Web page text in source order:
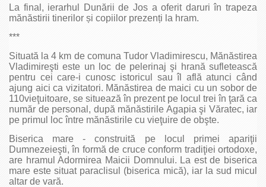
La final, ierarhul Dunării de Jos a oferit daruri în trapeza
mănăstirii tinerilor și copiilor prezenți la hram.
***
Situată la 4 km de comuna Tudor Vladimirescu, Mănăstirea
Vladimireşti este un loc de pelerinaj şi hrană sufletească
pentru cei care-i cunosc istoricul sau îl află atunci când
ajung aici ca vizitatori. Mănăstirea de maici cu un sobor de
110vieţuitoare, se situează în prezent pe locul trei în ţară ca
număr de personal, după mănăstirile Agapia şi Văratec, iar
pe primul loc între mănăstirile cu vieţuire de obşte.
Biserica mare - construită pe locul primei apariţii
Dumnezeieşti, în formă de cruce conform tradiţiei ortodoxe,
are hramul Adormirea Maicii Domnului. La est de biserica
mare este situat paraclisul (biserica mică), iar la sud micul
altar de vară.